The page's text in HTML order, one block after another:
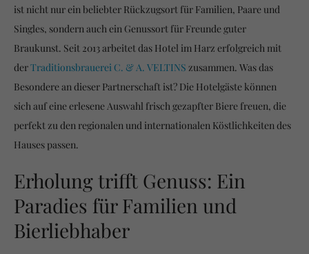
ist nicht nur ein beliebter Rückzugsort für Familien, Paare und
Singles, sondern auch ein Genussort für Freunde guter
Braukunst. Seit 2013 arbeitet das Hotel im Harz erfolgreich mit
derTraditionsbrauerei C. & A. VELTINS zusammen. Was das
Besondere an dieser Partnerschaft ist? Die Hotelgäste können
sich auf eine erlesene Auswahl frisch gezapfter Biere freuen, die
perfekt zu den regionalen und internationalen Köstlichkeiten des
Hauses passen.
Erholung trifft Genuss: Ein
Paradies für Familien und
Bierliebhaber